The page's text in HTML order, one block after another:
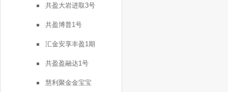
共盈大岩进取3号
共盈博普1号
汇金安享丰盈1期
共盈盈融达1号
慧利聚金金宝宝